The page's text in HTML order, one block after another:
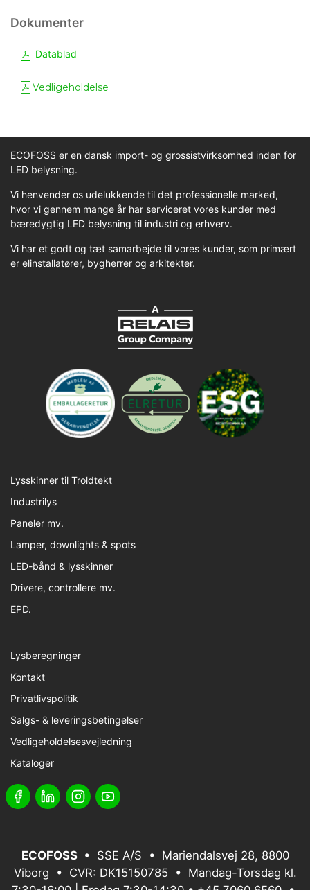
Datablad
Vedligeholdelse
ECOFOSS er en dansk import- og grossistvirksomhed inden for
LED belysning.
Vi henvender os udelukkende til det professionelle marked,
hvor vi gennem mange år har serviceret vores kunder med
bæredygtig LED belysning til industri og erhverv.
Vi har et godt og tæt samarbejde til vores kunder, som primært
er elinstallatører, bygherrer og arkitekter.
Lysskinner til Troldtekt
Industrilys
Paneler mv.
Lamper, downlights & spots
LED-bånd & lysskinner
Drivere, controllere mv.
EPD.
Lysberegninger
Kontakt
Privatlivspolitik
Salgs- & leveringsbetingelser
Vedligeholdelsesvejledning
Kataloger
ECOFOSS • SSE A/S • Mariendalsvej 28, 8800
Viborg • CVR: DK15150785 • Mandag-Torsdag kl.